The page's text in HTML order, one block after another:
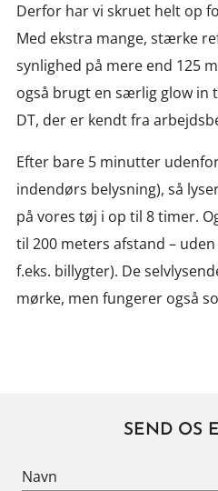
Derfor har vi skruet helt op
Med ekstra mange, stærke
synlighed på mere end 125
også brugt en særlig glow in
DT, der er kendt fra
Efter bare 5 minutter
indendørs belysning), så
på vores tøj i op til 8 timer.
til 200 meters afstand –
f.eks. billygter). De
mørke, men fungerer også
SEND OS
Navn